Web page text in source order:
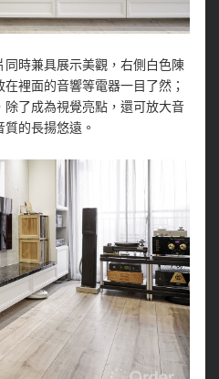
同時兼具展示美觀，右側白色陳
裡面的音響等電器一目了然；
了成為視覺亮點，還可放大音
的長揚悠遠。